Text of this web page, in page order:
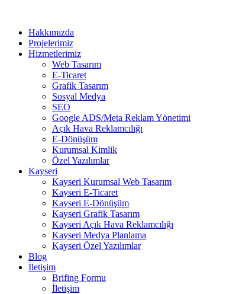
Hakkımızda
Projelerimiz
Hizmetlerimiz
Web Tasarım
E-Ticaret
Grafik Tasarım
Sosyal Medya
SEO
Google ADS/Meta Reklam Yönetimi
Açık Hava Reklamcılığı
E-Dönüşüm
Kurumsal Kimlik
Özel Yazılımlar
Kayseri
Kayseri Kurumsal Web Tasarım
Kayseri E-Ticaret
Kayseri E-Dönüşüm
Kayseri Grafik Tasarım
Kayseri Açık Hava Reklamcılığı
Kayseri Medya Planlama
Kayseri Özel Yazılımlar
Blog
İletişim
Brifing Formu
İletişim